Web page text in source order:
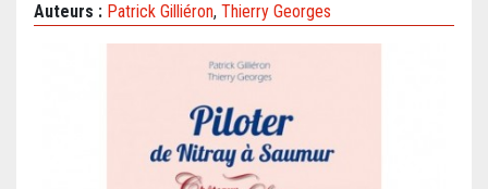
Auteurs : Patrick Gilliéron, Thierry Georges